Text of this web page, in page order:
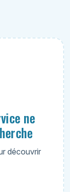
ne
découvrir